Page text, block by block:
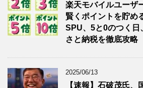
楽天モバイルユーザ
賢くポイントを貯め
SPU、5と0のつく日
さと納税を徹底攻略
2025/06/13
【速報】石破茂氏